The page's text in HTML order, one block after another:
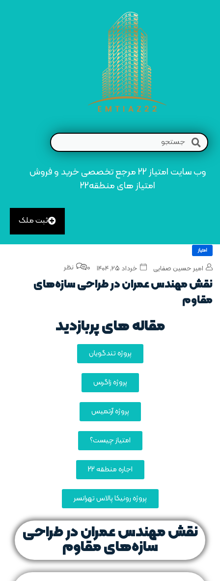
وب سایت امتیاز 22 مرجع تخصصی خرید و فروش
امتیاز های منطقه22
ثبت ملک
امتیاز
امیر حسین صفایی خرداد ۲۵, ۱۴۰۴ 0 نظر
نقش مهندس عمران در طراحی سازه‌های
مقاوم
مقاله های پربازدید
پروژه تندگویان
پروژه زاگرس
پروژه آرتمیس
امتیاز چیست؟
اجاره منطقه 22
پروژه رونیکا پالاس تهرانسر
نقش مهندس عمران در طراحی
سازه‌های مقاوم